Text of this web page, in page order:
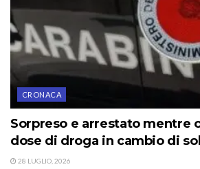
CRONACA
Sorpreso e arrestato mentre
dose di droga in cambio di
28 LUGLIO, 2026